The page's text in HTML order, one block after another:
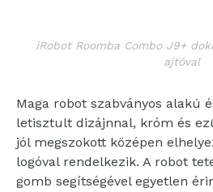
iRobot Roomba Combo J9+
ajtóval
Maga robot szabványos alakú
letisztult dizájnnal, króm és
jól megszokott középen
logóval rendelkezik. A robot
gomb segítségével egyetlen